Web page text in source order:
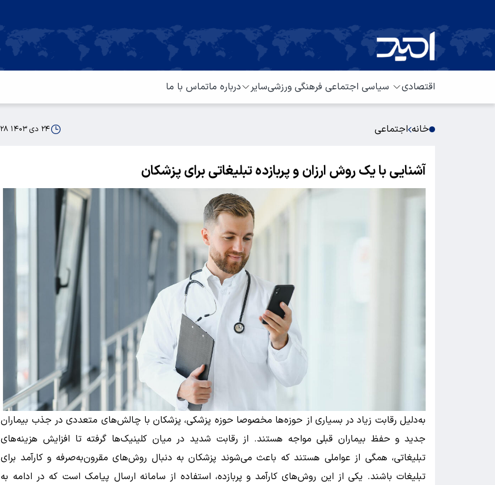
اقتصادی سیاسی اجتماعی فرهنگی ورزشیسایر درباره ماتماس با ما
خانه اجتماعی ۲۴ دی ۱۴۰۳ ۱۶:۲۸
آشنایی با یک روش ارزان و پربازده تبلیغاتی برای پزشکان
به‌دلیل رقابت زیاد در بسیاری از حوزه‌ها مخصوصا حوزه پزشکی، پزشکان با چالش‌های متعددی در جذب بیماران
جدید و حفظ بیماران قبلی مواجه هستند. از رقابت شدید در میان کلینیک‌ها گرفته تا افزایش هزینه‌های
تبلیغاتی، همگی از عواملی هستند که باعث می‌شوند پزشکان به دنبال روش‌های مقرون‌به‌صرفه و کارآمد برای
تبلیغات باشند. یکی از این روش‌های کارآمد و پربازده، استفاده از سامانه ارسال پیامک است که در ادامه به